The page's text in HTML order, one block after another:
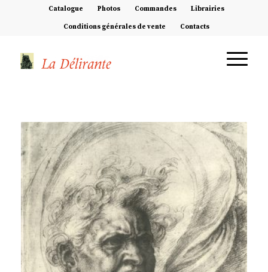
Catalogue Photos Commandes Librairies
Conditions générales de vente Contacts